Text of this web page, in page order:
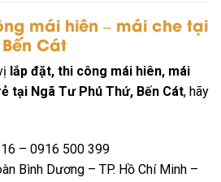
mái hiên – mái che tại
Cát
lắp đặt, thi công mái hiên, mái
tại Ngã Tư Phú Thứ, Bến Cát, hãy
– 0916 500 399
Bình Dương – TP. Hồ Chí Minh –